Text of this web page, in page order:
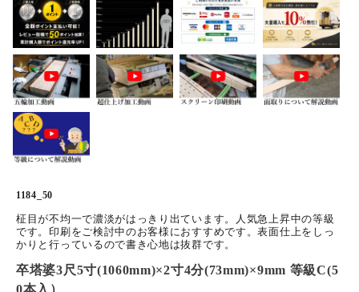
ご利用ガイド
お問い合わせ
よみもの
ご購入履歴・再注文
特定商取引法について
お問い合わせ
1184_50
柾目が不均一で濃淡がはっきり出ています。人気急上昇中の等級
です。印刷をご検討中のお客様におすすめです。表面仕上をしっ
かりと行っているので書き心地は抜群です。
卒塔婆3尺5寸(1060mm)×2寸4分(73mm)×9mm 等級C(5
0本入）